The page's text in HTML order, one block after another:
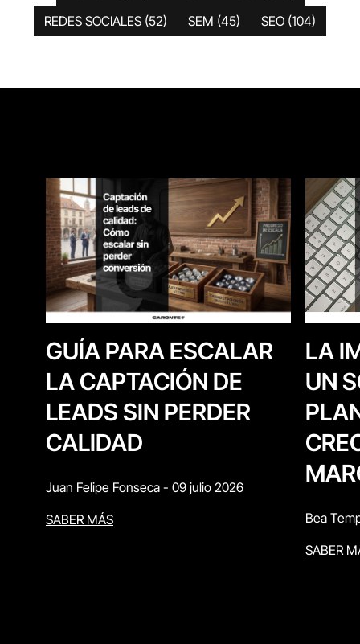
REDES SOCIALES (52) SEM (45) SEO (104)
GUÍA PARA ESCALAR
LA CAPTACIÓN DE
LEADS SIN PERDER
CALIDAD
Juan Felipe Fonseca - 09 julio 2026
SABER MÁS
LA
UN
Bea
SABER